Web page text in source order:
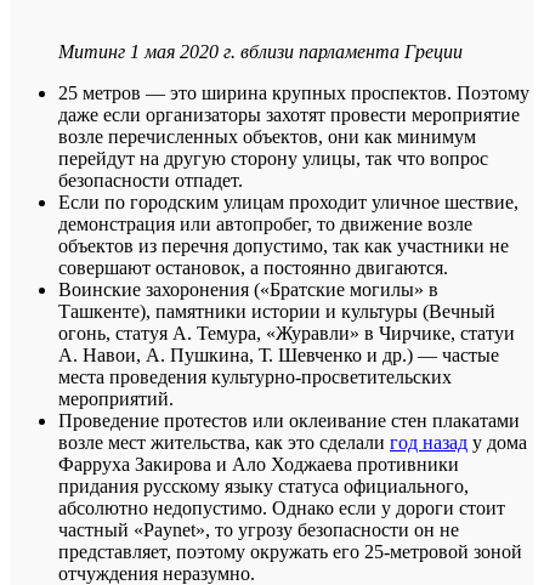
Митинг 1 мая 2020 г. вблизи парламента Греции
25 метров — это ширина крупных проспектов. Поэтому
даже если организаторы захотят провести мероприятие
возле перечисленных объектов, они как минимум
перейдут на другую сторону улицы, так что вопрос
безопасности отпадет.
Если по городским улицам проходит уличное шествие,
демонстрация или автопробег, то движение возле
объектов из перечня допустимо, так как участники не
совершают остановок, а постоянно двигаются.
Воинские захоронения («Братские могилы» в
Ташкенте), памятники истории и культуры (Вечный
огонь, статуя А. Темура, «Журавли» в Чирчике, статуи
А. Навои, А. Пушкина, Т. Шевченко и др.) — частые
места проведения культурно-просветительских
мероприятий.
Проведение протестов или оклеивание стен плакатами
возле мест жительства, как это сделали год назад у дома
Фарруха Закирова и Ало Ходжаева противники
придания русскому языку статуса официального,
абсолютно недопустимо. Однако если у дороги стоит
частный «Paynet», то угрозу безопасности он не
представляет, поэтому окружать его 25-метровой зоной
отчуждения неразумно.